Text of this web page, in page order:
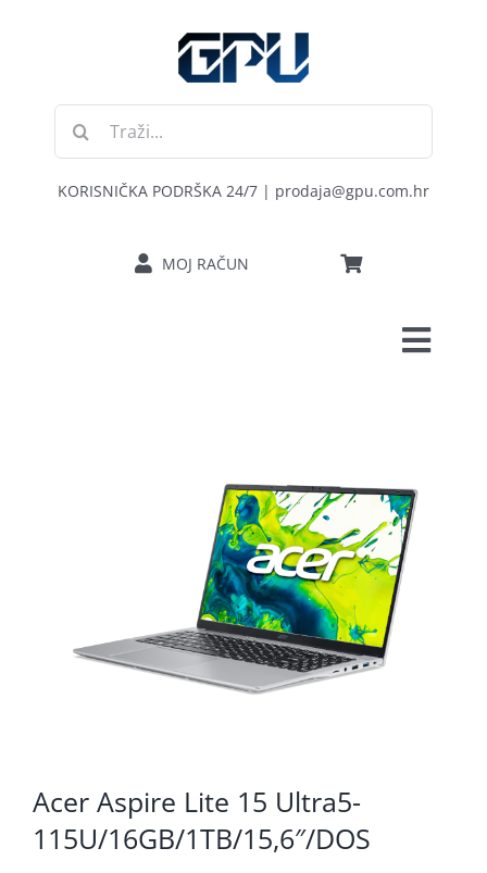
Traži...
KORISNIČKA PODRŠKA 24/7 | prodaja@gpu.com.hr
MOJ RAČUN
MREŽNA OPREMA
POTROŠAČKA ELEKTRONIKA
OSTALO
Acer Aspire Lite 15 Ultra5-
115U/16GB/1TB/15,6″/DOS